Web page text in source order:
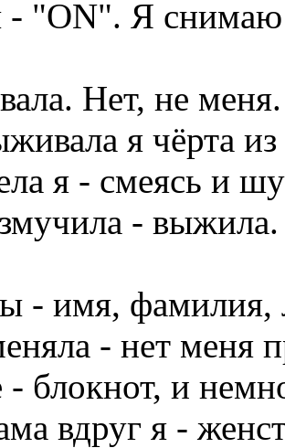
- "ON". Я
Нет, не меня.
я чёрта из
я - смеясь и
- выжила.
- имя, фамилия,
- нет меня
блокнот, и
вдруг я -